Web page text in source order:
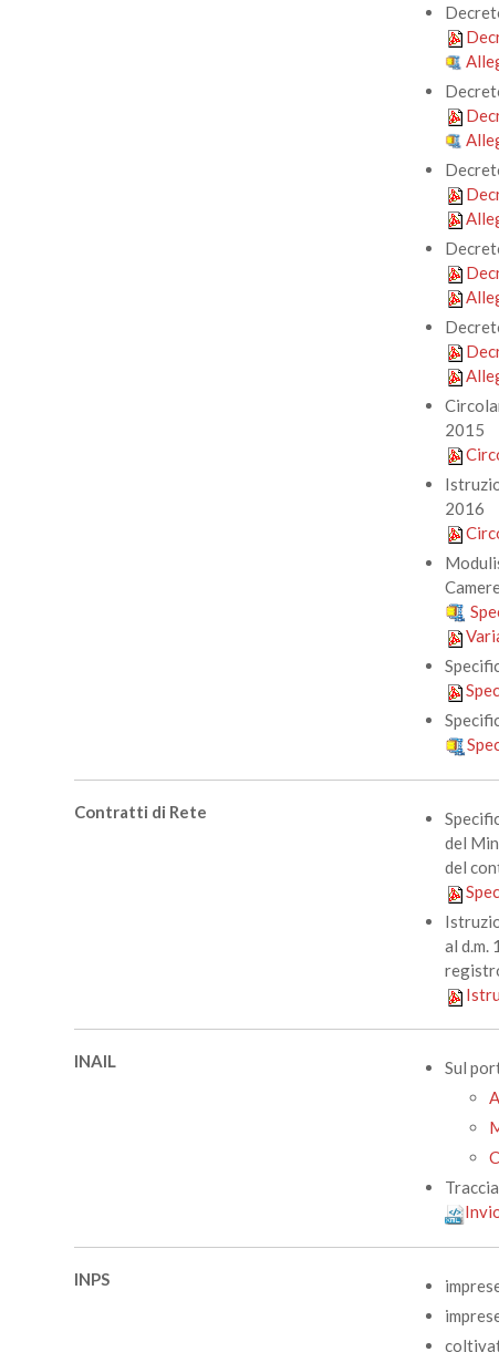
2015
2016
Contratti di Rete
del
del
al d.m.
INAIL
Sul
INPS